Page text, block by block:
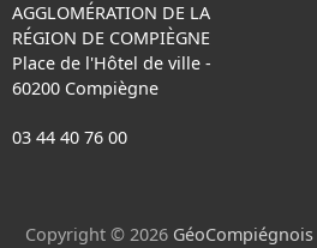
AGGLOMÉRATION DE LA
RÉGION DE COMPIÈGNE
Place de l'Hôtel de ville -
60200 Compiègne
03 44 40 76 00
Copyright © 2026 GéoCompiégnois